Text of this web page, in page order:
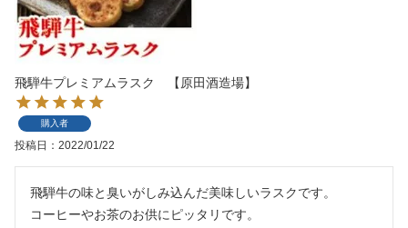
飛騨牛プレミアムラスク 【原田酒造場】
購入者
投稿日 2022/01/22
飛騨牛の味と臭いがしみ込んだ美味しいラスクです。
コーヒーやお茶のお供にピッタリです。